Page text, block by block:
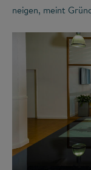
neigen, meint